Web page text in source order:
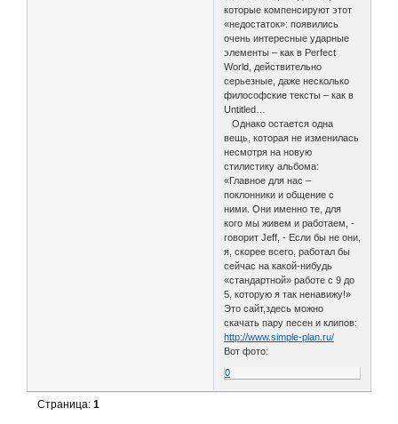
которые компенсируют этот
«недостаток»: появились
очень интересные ударные
элементы – как в Perfect
World, действительно
серьезные, даже несколько
философские тексты – как в
Untitled…
Однако остается одна
вещь, которая не изменилась
несмотря на новую
стилистику альбома:
«Главное для нас –
поклонники и общение с
ними. Они именно те, для
кого мы живем и работаем, -
говорит Jeff, - Если бы не они,
я, скорее всего, работал бы
сейчас на какой-нибудь
«стандартной» работе с 9 до
5, которую я так ненавижу!»
Это сайт,здесь можно
скачать пару песен и клипов:
http://www.simple-plan.ru/
Вот фото:
0
Страница:1